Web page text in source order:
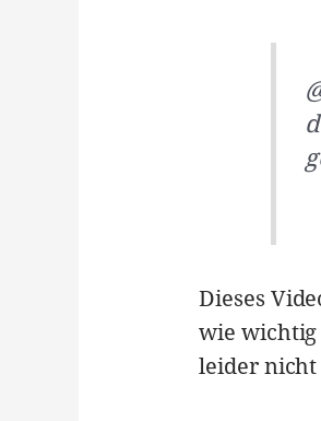
Dieses
wie wichtig
leider